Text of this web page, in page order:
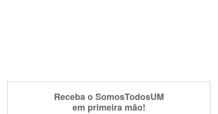
Receba o SomosTodosUM
em primeira mão!